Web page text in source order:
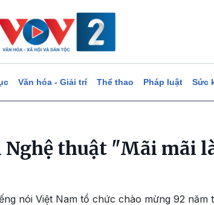
Văn hóa - Giải trí Thể thao Pháp luật Sức
thuật "Mãi mãi
nói Việt Nam tổ chức chào mừng 92 năm